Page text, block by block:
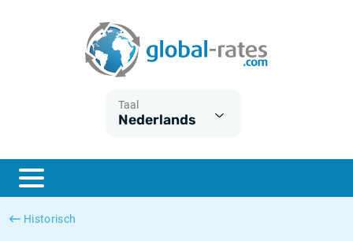
Taal
Nederlands
Historisch
ESTER
SONIA
Wat is CPI inflatie?
Wat is HICP inflatie?
Nederlandse inflatie - CPI
Amerikaanse inflatie - CPI
Euribor historie
SOFR historie
TONAR historie
Inflatiecalculator